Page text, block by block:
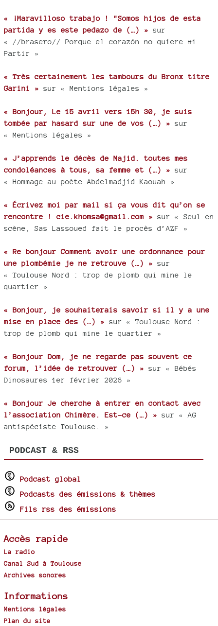
« ¡Maravilloso trabajo ! "Somos hijos de esta
partida y es este pedazo de (…) » sur
« //brasero// Porque el corazón no quiere #1
Partir »
« Très certainement les tambours du Bronx titre
Garini » sur « Mentions légales »
« Bonjour, Le 15 avril vers 15h 30, je suis
tombée par hasard sur une de vos (…) » sur
« Mentions légales »
« J’apprends le décès de Majid. toutes mes
condoléances à tous, sa femme et (…) » sur
« Hommage au poète Abdelmadjid Kaouah »
« Écrivez moi par mail si ça vous dit qu’on se
rencontre ! cie.khomsa@gmail.com » sur « Seul en
scène, Sas Lassoued fait le procès d’AZF »
« Re bonjour Comment avoir une ordonnance pour
une plombémie je ne retrouve (…) » sur
« Toulouse Nord : trop de plomb qui mine le
quartier »
« Bonjour, je souhaiterais savoir si il y a une
mise en place des (…) » sur « Toulouse Nord :
trop de plomb qui mine le quartier »
« Bonjour Dom, je ne regarde pas souvent ce
forum, l’idée de retrouver (…) » sur « Bébés
Dinosaures 1er février 2026 »
« Bonjour Je cherche à entrer en contact avec
l’association Chimère. Est-ce (…) » sur « AG
antispéciste Toulouse. »
PODCAST & RSS
Podcast global
Podcasts des émissions & thèmes
Fils rss des émissions
Accès rapide
La radio
Canal Sud à Toulouse
Archives sonores
Informations
Mentions légales
Plan du site